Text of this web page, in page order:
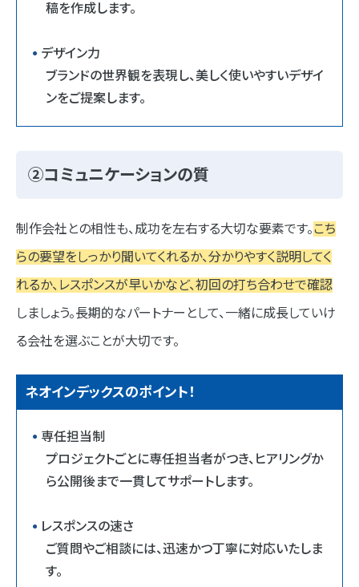
稿を作成します。
デザイン力
ブランドの世界観を表現し、美しく使いやすいデザイ
ンをご提案します。
②コミュニケーションの質
制作会社との相性も、成功を左右する大切な要素です。 こち
らの要望をしっかり聞いてくれるか、分かりやすく説明してく
れるか、レスポンスが早いかなど、初回の打ち合わせで確認
しましょう。長期的なパートナーとして、一緒に成長していけ
る会社を選ぶことが大切です。
ネオインデックスのポイント！
専任担当制
プロジェクトごとに専任担当者がつき、ヒアリングか
ら公開後まで一貫してサポートします。
レスポンスの速さ
ご質問やご相談には、迅速かつ丁寧に対応いたしま
す。